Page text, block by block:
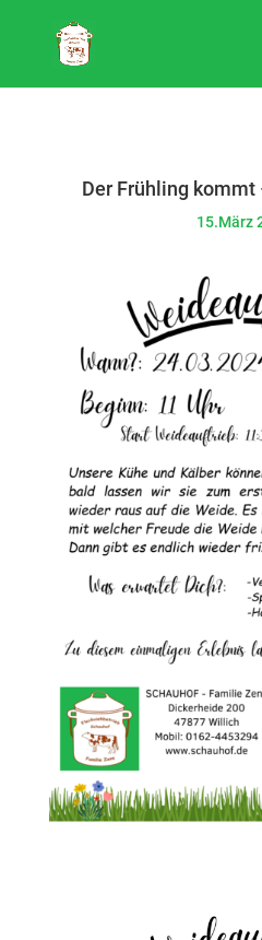
Der Frühling kommt
15.März